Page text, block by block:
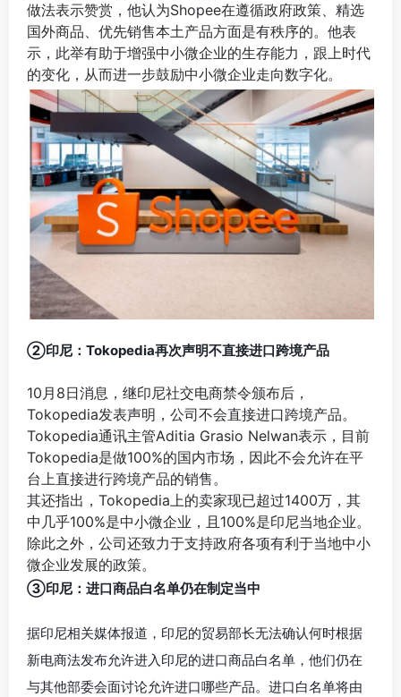
做法表示赞赏，他认为Shopee在遵循政府政策、精选
国外商品、优先销售本土产品方面是有秩序的。他表
示，此举有助于增强中小微企业的生存能力，跟上时代
的变化，从而进一步鼓励中小微企业走向数字化。
②印尼：Tokopedia再次声明不直接进口跨境产品
10月8日消息，继印尼社交电商禁令颁布后，
Tokopedia发表声明，公司不会直接进口跨境产品。
Tokopedia通讯主管Aditia Grasio Nelwan表示，目前
Tokopedia是做100%的国内市场，因此不会允许在平
台上直接进行跨境产品的销售。
其还指出，Tokopedia上的卖家现已超过1400万，其
中几乎100%是中小微企业，且100%是印尼当地企业。
除此之外，公司还致力于支持政府各项有利于当地中小
微企业发展的政策。
③印尼：进口商品白名单仍在制定当中
据印尼相关媒体报道，印尼的贸易部长无法确认何时根据
新电商法发布允许进入印尼的进口商品白名单，他们仍在
与其他部委会面讨论允许进口哪些产品。进口白名单将由